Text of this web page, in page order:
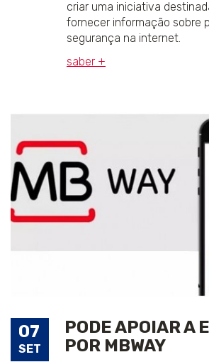
criar uma iniciativa
fornecer informação sobre
segurança na internet.
saber +
07
SET
PODE APOIAR A
POR MBWAY